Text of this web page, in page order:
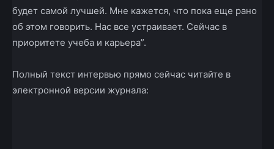
будет самой лучшей. Мне кажется, что пока еще рано
об этом говорить. Нас все устраивает. Сейчас в
приоритете учеба и карьера”.
Полный текст интервью прямо сейчас читайте в
электронной версии журнала: